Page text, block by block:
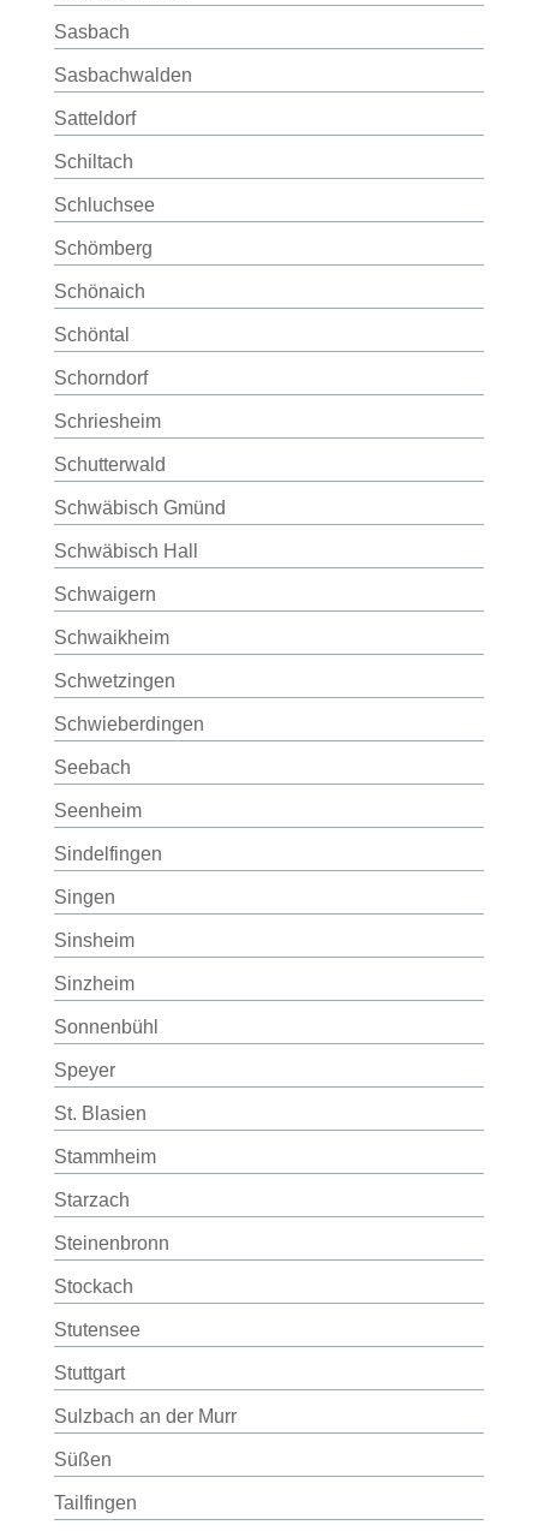
Sasbach
Sasbachwalden
Satteldorf
Schiltach
Schluchsee
Schömberg
Schönaich
Schöntal
Schorndorf
Schriesheim
Schutterwald
Schwäbisch Gmünd
Schwäbisch Hall
Schwaigern
Schwaikheim
Schwetzingen
Schwieberdingen
Seebach
Seenheim
Sindelfingen
Singen
Sinsheim
Sinzheim
Sonnenbühl
Speyer
St. Blasien
Stammheim
Starzach
Steinenbronn
Stockach
Stutensee
Stuttgart
Sulzbach an der Murr
Süßen
Tailfingen